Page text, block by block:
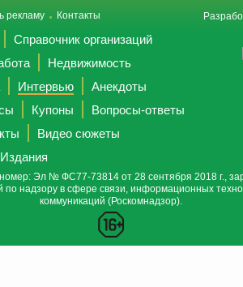
рекламу Контакты
Справочник организаций
Недвижимость
Интервью
Анекдоты
Купоны
Вопросы-ответы
Видео сюжеты
Издания
Эл № ФС77-73814 от 28 сентября 2018 г.,
по надзору в сфере связи, информационных
коммуникаций (Роскомнадзор).